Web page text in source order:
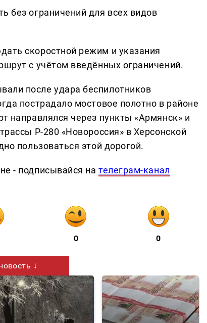
без ограничений для всех видов
скоростной режим и указания
с учётом введённых ограничений.
после удара беспилотников
пострадало мостовое полотно в районе
направлялся через пункты «Армянск» и
Р-280 «Новороссия» в Херсонской
пользоваться этой дорогой.
- подписывайся нателеграм-канал
0 0
↓